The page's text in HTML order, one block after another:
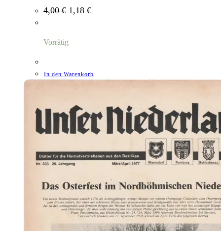
4,00€ Ursprünglicher
Preis
1,18 €Aktueller
Vorrätig
In den Warenkorb